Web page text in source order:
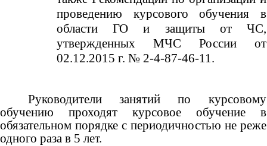
проведению курсового обучения в
области ГО и защиты от ЧС,
утвержденных МЧС России от
02.12.2015 г. № 2-4-87-46-11.
Руководители занятий по курсовому
обучению проходят курсовое обучение в
обязательном порядке с периодичностью не реже
одного раза в 5 лет.